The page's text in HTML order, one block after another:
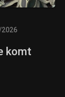
komt